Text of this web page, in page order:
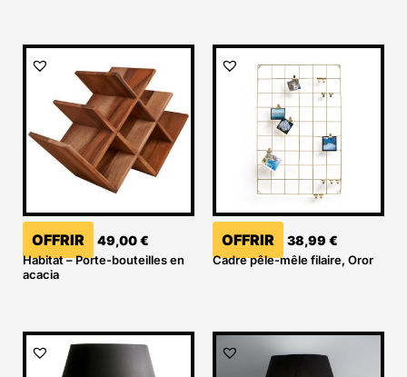
OFFRIR 49,00€
Habitat – Porte-bouteilles en
acacia
OFFRIR 38,99 €
Cadre pêle-mêle filaire, Oror